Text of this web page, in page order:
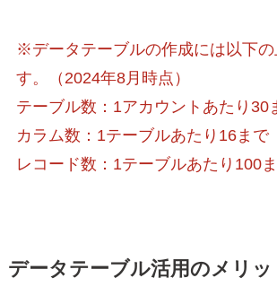
※データテーブルの作成には以下の
す。（2024年8月時点）
テーブル数：1アカウントあたり30
カラム数：1テーブルあたり16まで
レコード数：1テーブルあたり100
データテーブル活用のメリ